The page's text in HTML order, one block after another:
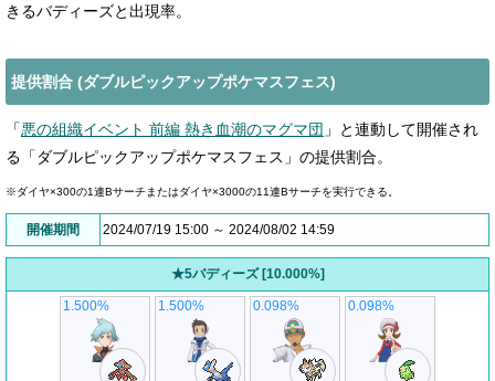
きるバディーズと出現率。
提供割合 (ダブルピックアップポケマスフェス)
「悪の組織イベント 前編 熱き血潮のマグマ団 」と連動して開催され
る「ダブルピックアップポケマスフェス」の提供割合。
※ダイヤ×300の1連Bサーチまたはダイヤ×3000の11連Bサーチを実行できる。
開催期間 2024/07/19 15:00 ～ 2024/08/02 14:59
★5バディーズ [10.000%]
1.500% 1.500% 0.098% 0.098%